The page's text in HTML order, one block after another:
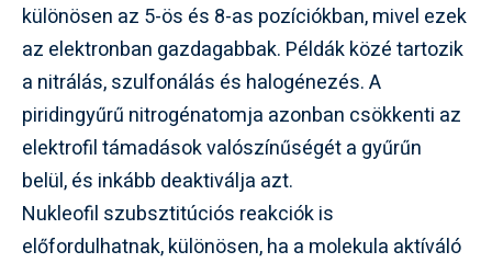
különösen az 5-ös és 8-as pozíciókban, mivel ezek
az elektronban gazdagabbak. Példák közé tartozik
a nitrálás, szulfonálás és halogénezés. A
piridingyűrű nitrogénatomja azonban csökkenti az
elektrofil támadások valószínűségét a gyűrűn
belül, és inkább deaktiválja azt.
Nukleofil szubsztitúciós reakciók is
előfordulhatnak, különösen, ha a molekula aktíváló